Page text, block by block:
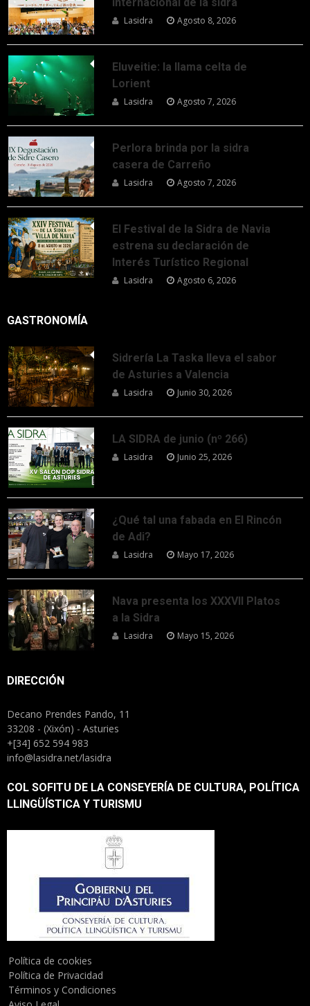
Lasidra Agosto 8, 2026
Eluveitie: la llama celta de
Lorient
Lasidra Agosto 7, 2026
Perlora brinda por la sidra
casera de Carreño
Lasidra Agosto 7, 2026
El Festival de la Sidra de Navia
estrena su declaración de
Interés Turístico Regional
Lasidra Agosto 6, 2026
GASTRONOMÍA
Sidrería La Taska lleva el sabor
de Asturies a Valencia
Lasidra Junio 30, 2026
LA SIDRA de junio (nº 266)
Lasidra Junio 25, 2026
¿Qué tal una fabada en El Rincón
de Adi?
Lasidra Mayo 17, 2026
Nava presenta los XXXVII Platos
a la Sidra
Lasidra Mayo 15, 2026
DIRECCIÓN
Decano Prendes Pando, 11
33208 - (Xixón) - Asturies
+[34] 652 594 983
info@lasidra.net/lasidra
COL SOFITU DE LA CONSEYERÍA DE CULTURA, POLÍTICA
LLINGÜÍSTICA Y TURISMU
Política de cookies
Política de Privacidad
Términos y Condiciones